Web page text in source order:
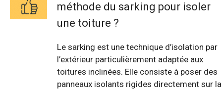
méthode du sarking pour isoler
une toiture ?
Le sarking est une technique d’isolation par
l’extérieur particulièrement adaptée aux
toitures inclinées. Elle consiste à poser des
panneaux isolants rigides directement sur la